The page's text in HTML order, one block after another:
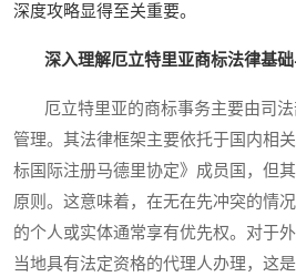
深度攻略显得至关重要。
深入理解厄立特里亚商标法律基
厄立特里亚的商标事务主要由司法
管理。其法律框架主要依托于国内相
标国际注册马德里协定》成员国，但
原则。这意味着，在无在先冲突的情
的个人或实体通常享有优先权。对于
当地具有法定资格的代理人办理，这